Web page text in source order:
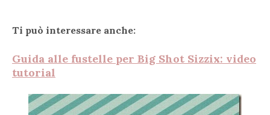
Ti può interessare anche:
Guida alle fustelle per Big Shot Sizzix: video
tutorial